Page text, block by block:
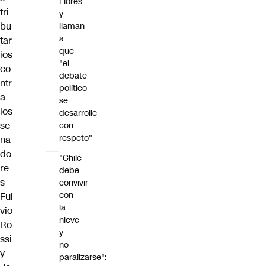
tri
bu
tar
ios
co
ntr
a
los
se
na
do
re
s
Ful
vio
Ro
ssi
y
y
llaman
a
que
"el
debate
político
se
desarrolle
con
respeto"
"Chile
debe
convivir
con
la
nieve
y
no
paralizarse":